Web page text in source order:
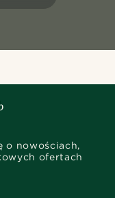
o nowościach,
ofertach